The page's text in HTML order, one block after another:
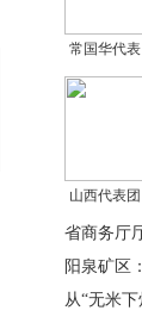
常国华代
山西代表
省商务厅
阳泉矿区
从“无米